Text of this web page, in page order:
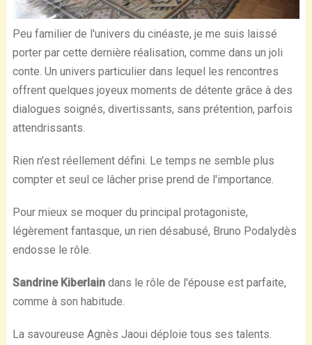
Peu familier de l'univers du cinéaste, je me suis laissé
porter par cette dernière réalisation, comme dans un joli
conte. Un univers particulier dans lequel les rencontres
offrent quelques joyeux moments de détente grâce à des
dialogues soignés, divertissants, sans prétention, parfois
attendrissants.
Rien n'est réellement défini. Le temps ne semble plus
compter et seul ce lâcher prise prend de l'importance.
Pour mieux se moquer du principal protagoniste,
légèrement fantasque, un rien désabusé, Bruno Podalydès
endosse le rôle.
Sandrine Kiberlaindans le rôle de l'épouse est parfaite,
comme à son habitude.
La savoureuse Agnès Jaoui déploie tous ses talents.